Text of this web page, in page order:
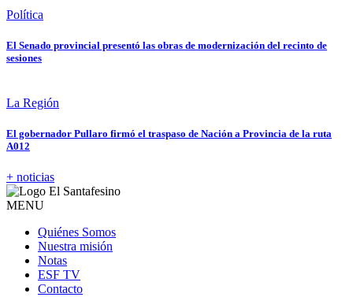
Política
El Senado provincial presentó las obras de modernización del recinto de
sesiones
La Región
El gobernador Pullaro firmó el traspaso de Nación a Provincia de la ruta
A012
+ noticias
MENU
Quiénes Somos
Nuestra misión
Notas
ESF TV
Contacto